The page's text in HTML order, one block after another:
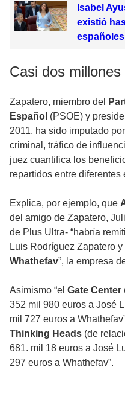
Isabel
existió
Casi dos
Zapatero, miembro del
Español (PSOE) y
2011, ha sido imputado
criminal, tráfico de
juez cuantifica los
repartidos entre diferentes
Explica, por ejemplo, que
del amigo de Zapatero,
de Plus Ultra- “habría
Luis Rodríguez Zapatero
Whathefav”, la empresa
Asimismo “el Gate Center
352 mil 980 euros a José
mil 727 euros a
Thinking Heads (de
681. mil 18 euros a José
297 euros a Whathefav”.